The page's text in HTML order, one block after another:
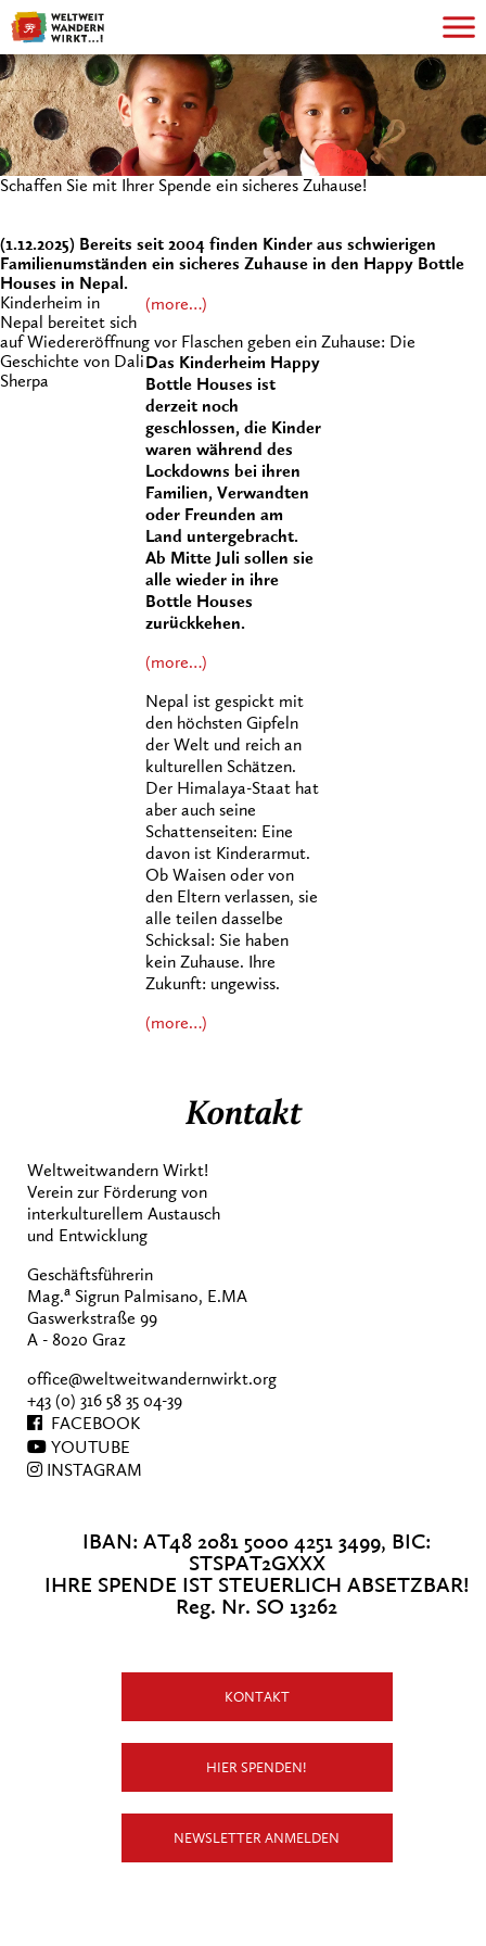
Schaffen Sie mit Ihrer Spende ein sicheres Zuhause!
(1.12.2025) Bereits seit 2004 finden Kinder aus schwierigen
Familienumständen ein sicheres Zuhause in den Happy Bottle
Houses in Nepal.
(more…)
Kinderheim in
Nepal bereitet sich
auf Wiedereröffnung vor
Das Kinderheim Happy
Bottle Houses ist
derzeit noch
geschlossen, die Kinder
waren während des
Lockdowns bei ihren
Familien, Verwandten
oder Freunden am
Land untergebracht.
Ab Mitte Juli sollen sie
alle wieder in ihre
Bottle Houses
zurückkehen.
(more…)
Flaschen geben ein Zuhause: Die
Geschichte von Dali
Sherpa
Nepal ist gespickt mit
den höchsten Gipfeln
der Welt und reich an
kulturellen Schätzen.
Der Himalaya-Staat hat
aber auch seine
Schattenseiten: Eine
davon ist Kinderarmut.
Ob Waisen oder von
den Eltern verlassen, sie
alle teilen dasselbe
Schicksal: Sie haben
kein Zuhause. Ihre
Zukunft: ungewiss.
(more…)
Kontakt
Weltweitwandern Wirkt!
Verein zur Förderung von
interkulturellem Austausch
und Entwicklung
Geschäftsführerin
Mag.a Sigrun Palmisano, E.MA
Gaswerkstraße 99
A - 8020 Graz
office@weltweitwandernwirkt.org
+43 (0) 316 58 35 04-39
FACEBOOK
YOUTUBE
INSTAGRAM
IBAN: AT48 2081 5000 4251 3499, BIC:
STSPAT2GXXX
IHRE SPENDE IST STEUERLICH ABSETZBAR!
Reg. Nr. SO 13262
KONTAKT
HIER SPENDEN!
NEWSLETTER ANMELDEN